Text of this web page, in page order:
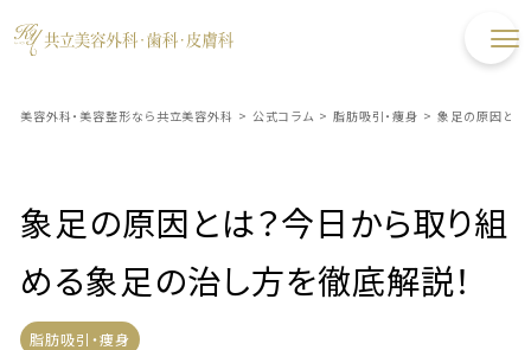
美容外科・美容整形なら共立美容外科 > 公式コラム > 脂肪吸引・痩身 > 象足の原因とは
象足の原因とは？今日から取り組
める象足の治し方を徹底解説！
脂肪吸引・痩身